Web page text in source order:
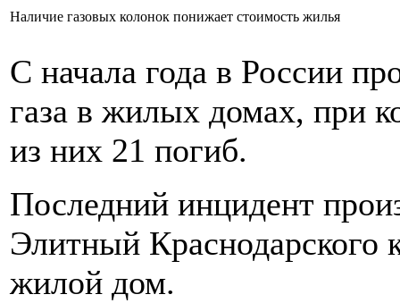
Наличие газовых колонок понижает стоимость жилья
С начала года в России
газа в жилых домах, при
из них 21 погиб.
Последний инцидент
Элитный Краснодарского
жилой дом.